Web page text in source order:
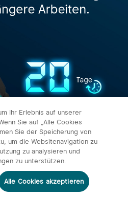
3 Multifunktionslampe
Lumen 160 Meter
x1
kaufen Auf Amazon kaufen
Ihr Erlebnis auf unserer
Sie auf „Alle Cookies
Sie der Speicherung von
um die Websitenavigation zu
zu analysieren und
zu unterstützen.
Alle Cookies akzeptieren